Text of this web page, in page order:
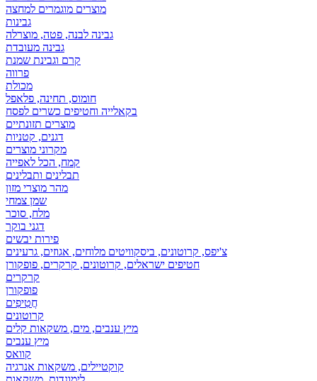
מוצרים מוגמרים למחצה
גבינות
גבינה לבנה, פטה, מוצרלה
גבינה מעובדת
קרם וגבינת שמנת
פרווה
מכולת
חומוס, תחינה, פלאפל
בקאלייה וחטיפים כשרים לפסח
מוצרים תזונתיים
דגנים, קטניות
מקרוני מוצרים
קמח, הכל לאפייה
תבלינים ותבלינים
מהר מוצרי מזון
שמן צמחי
מלח, סוכר
דגני בוקר
פירות יבשים
צ'יפס, קרוטונים, ביסקוויטים מלוחים, אגוזים, גרעינים
חטיפים ישראלים, קרוטונים, קרקרים, פופקורן
קרקרים
פופקורן
חֲטִיפִים
קרוטונים
מיץ ענבים, מים, משקאות קלים
מיץ ענבים
קוואס
קוקטיילים, משקאות אנרגיה